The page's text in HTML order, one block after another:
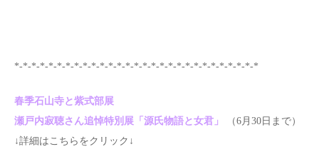
*-*-*-*-*-*-*-*-*-*-*-*-*-*-*-*-*-*-*-*-*-*-*-*-*-*-*-*-*
春季石山寺と紫式部展
瀬戸内寂聴さん追悼特別展「源氏物語と女君」
（6月30日まで）
↓詳細はこちらをクリック↓